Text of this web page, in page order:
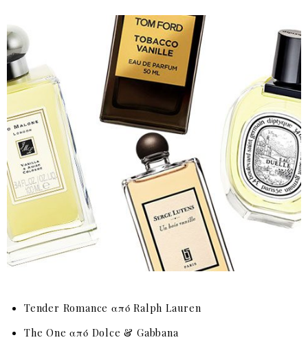
Tender Romance από Ralph Lauren
The One από Dolce & Gabbana